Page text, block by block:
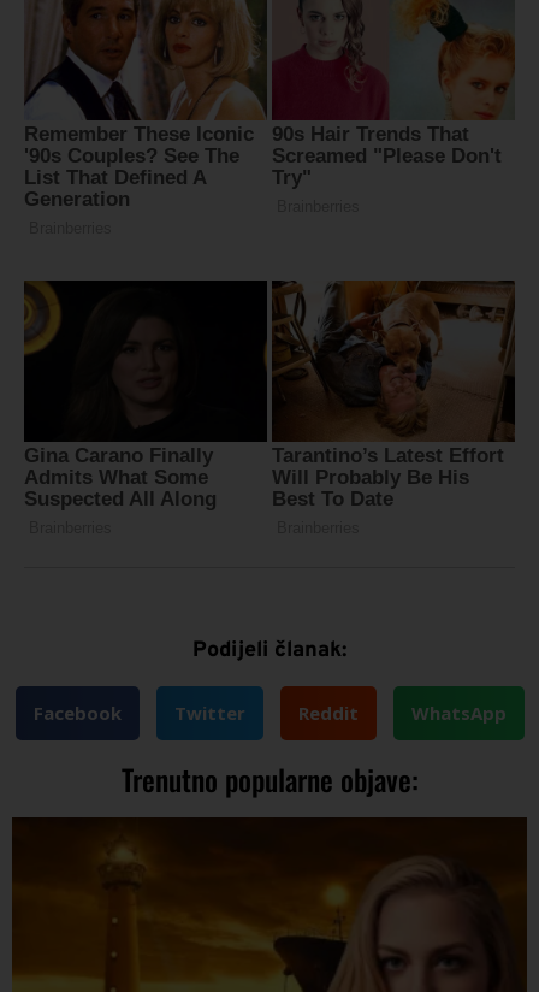
Podijeli članak:
Facebook Twitter Reddit WhatsApp
Trenutno popularne objave: